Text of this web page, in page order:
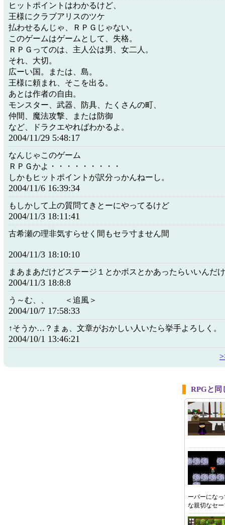
ヒットポイントはわかるけど、
王様にクラブアリスのツケ
払わせるんじゃ、ＲＰＧじゃない。
このゲームはゲームとして、失格。
ＲＰＧってのは、主人公は男、女二人。
それ、大切。
広ーい国。または、島。
王様に頼まれ、そこを出る。
あとは作者の自由。
モンスター、武器、防具、たくさんの町、
仲間、魔法攻撃、または防御
など、ドラクエやればわかるよ。
2004/11/29 5:48:17
なんじゃこのゲーム
ＲＰＧかよ・・・・・・・・・
しかもヒットポイントが訳分っかんねーし。
2004/11/6 16:39:34
もしかして上の質問てきとーにやってるけど
2004/11/3 18:11:41
古希瀬の理非気すらせく間もセラ寸ません間
2004/11/3 18:10:10
まあまあだけどステージ１とかボスとかあったらいいんだ
2004/11/3 18:8:8
う～む、、 ＜追風＞
2004/10/7 17:58:33
↑そうか…？まぁ、文章がおかしい人いたら挙手よろしく。
2004/10/1 13:46:21
RPGと同
ーバーにな
な親切なセ